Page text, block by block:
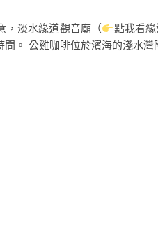
，淡水緣道觀音廟（
點我看
。 公雞咖啡位於濱海的淺水灣